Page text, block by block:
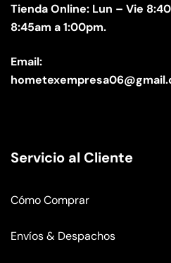
Tienda Online: Lun – Vie
8:45am a 1:00pm.
Email:
Servicio al Cliente
Cómo Comprar
Envíos & Despachos